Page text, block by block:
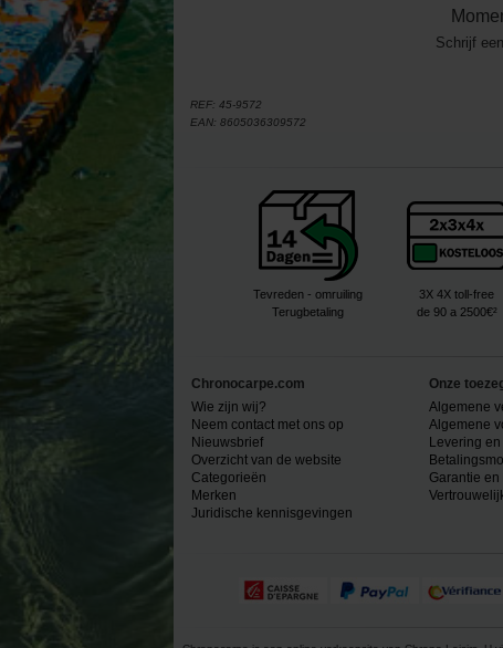
Schrijf
REF: 45-9572
EAN: 8605036309572
Tevreden - omruiling
Terugbetaling
3X 4X toll-free
de 90 a 2500€²
Chronocarpe.com
Wie zijn wij?
Neem contact met ons op
Nieuwsbrief
Overzicht van de website
Categorieën
Merken
Juridische kennisgevingen
Onze
Algemene
Algemene
Levering
Garantie